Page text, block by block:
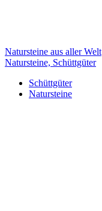
Natursteine aus aller Welt
Natursteine, Schüttgüter
Schüttgüter
Natursteine